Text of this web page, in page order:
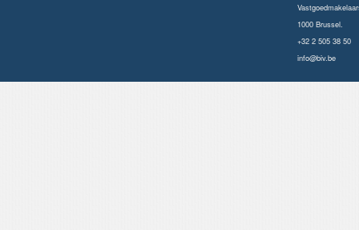
1000 Brussel.
+32 2 505 38 50
info@biv.be